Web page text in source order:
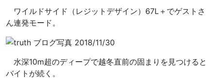
ワイルドサイド（レジットデザイン）67L＋でゲストさ
ん連発モード。
水深10m超のディープで越冬直前の固まりを見つけると
バイトが続く。